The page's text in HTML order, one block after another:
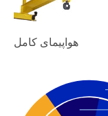
هواپیمای کامل